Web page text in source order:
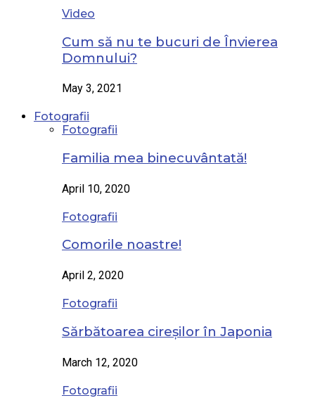
Video
Cum să nu te bucuri de Învierea
Domnului?
May 3, 2021
Fotografii
Fotografii
Familia mea binecuvântată!
April 10, 2020
Fotografii
Comorile noastre!
April 2, 2020
Fotografii
Sărbătoarea cireșilor în Japonia
March 12, 2020
Fotografii